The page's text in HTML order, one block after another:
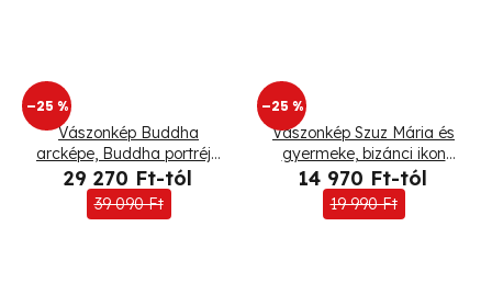
–25 %
Vászonkép Buddha
arcképe, Buddha portréja
- 5 részes
29 270 Ft-tól
39 090 Ft
–25 %
Vászonkép Szuz Mária és
gyermeke, bizánci ikon
bratislava, segovia
14 970 Ft-tól
19 990 Ft